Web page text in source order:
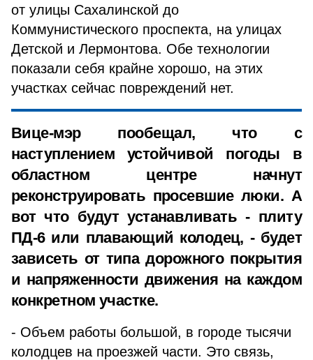
от улицы Сахалинской до
Коммунистического проспекта, на улицах
Детской и Лермонтова. Обе технологии
показали себя крайне хорошо, на этих
участках сейчас повреждений нет.
Вице-мэр пообещал, что с
наступлением устойчивой погоды в
областном центре начнут
реконструировать просевшие люки. А
вот что будут устанавливать - плиту
ПД-6 или плавающий колодец, - будет
зависеть от типа дорожного покрытия
и напряженности движения на каждом
конкретном участке.
- Объем работы большой, в городе тысячи
колодцев на проезжей части. Это связь,